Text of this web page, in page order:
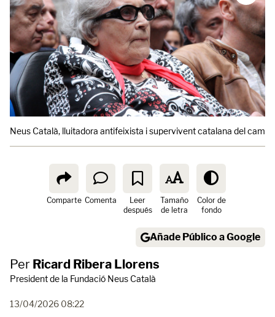
Neus Català, lluitadora antifeixista i supervivent catalana del
Comparte Comenta
Leer
después
Tamaño
de letra
Color de
fondo
Añade Público a Google
Per Ricard Ribera Llorens
President de la Fundació Neus Català
13/04/2026 08:22